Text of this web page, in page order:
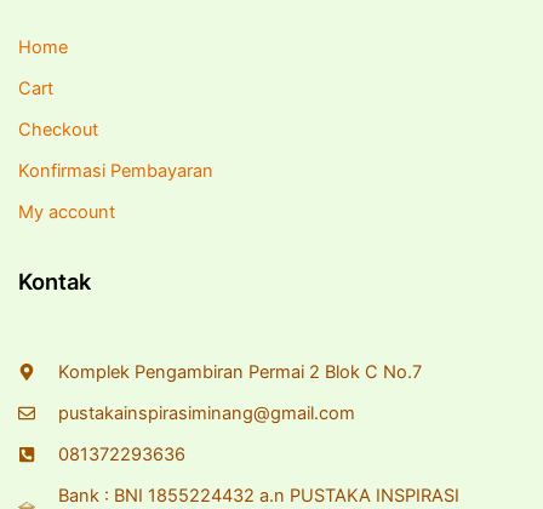
Home
Cart
Checkout
Konfirmasi Pembayaran
My account
Kontak
Komplek Pengambiran Permai 2 Blok C No.7
pustakainspirasiminang@gmail.com
081372293636
Bank : BNI 1855224432 a.n PUSTAKA INSPIRASI